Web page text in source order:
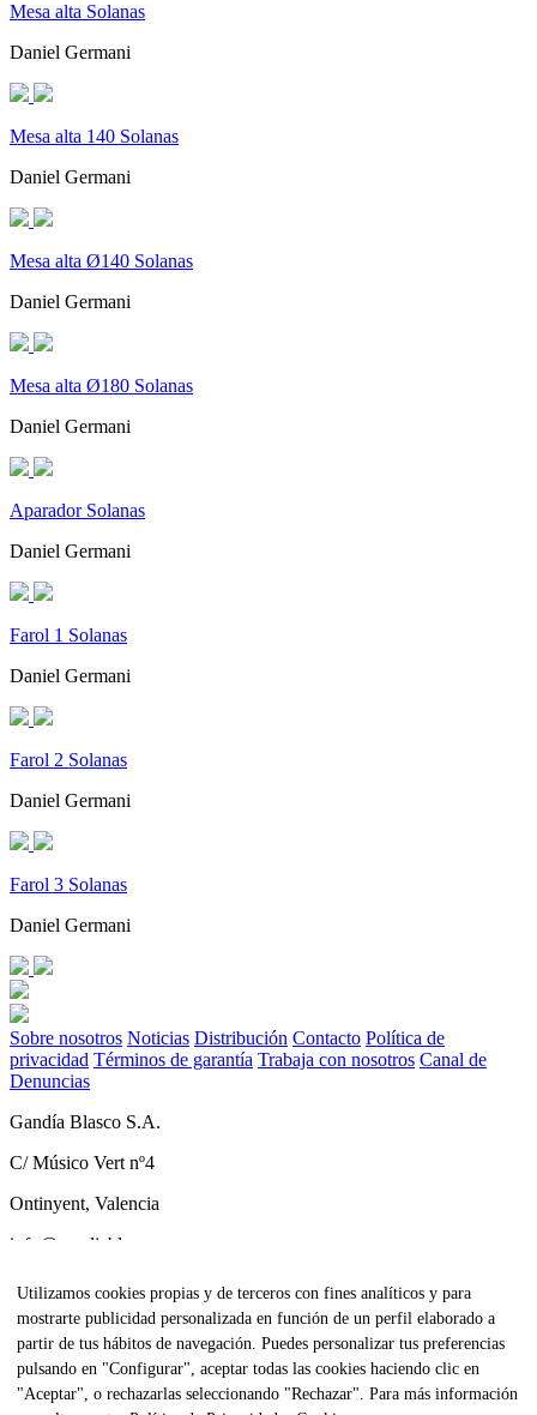
Mesa alta Solanas
Daniel Germani
Mesa alta 140 Solanas
Daniel Germani
Mesa alta Ø140 Solanas
Daniel Germani
Mesa alta Ø180 Solanas
Daniel Germani
Aparador Solanas
Daniel Germani
Farol 1 Solanas
Daniel Germani
Farol 2 Solanas
Daniel Germani
Farol 3 Solanas
Daniel Germani
Sobre nosotros Noticias Distribución Contacto Política de
privacidad Términos de garantía Trabaja con nosotros Canal de
Denuncias
Gandía Blasco S.A.
C/ Músico Vert nº4
Ontinyent, Valencia
info@gandiablasco.com
Tel +34 962 911 320
CIF: ESA46011888
Subscríbete a nuestra newsletter
Para estar al tanto de todas nuestras noticias y recibir contenido
Utilizamos cookies propias y de terceros con fines analíticos y para
mostrarte publicidad personalizada en función de un perfil elaborado a
partir de tus hábitos de navegación. Puedes personalizar tus preferencias
pulsando en "Configurar", aceptar todas las cookies haciendo clic en
"Aceptar", o rechazarlas seleccionando "Rechazar". Para más información